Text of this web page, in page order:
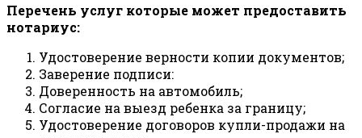
Перечень услуг которые может предоставить
нотариус:
Удостоверение верности копии документов;
Заверение подписи:
Доверенность на автомобиль;
Согласие на выезд ребенка за границу;
Удостоверение договоров купли-продажи на